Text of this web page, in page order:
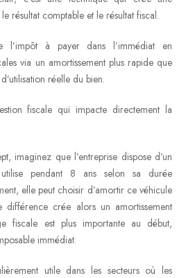
résultat comptable et le résultat fiscal.
à payer dans l’immédiat en
via un amortissement plus rapide que
réelle du bien.
fiscale qui impacte directement la
imaginez que l’entreprise dispose d’un
utilise pendant 8 ans selon sa durée
elle peut choisir d’amortir ce véhicule
différence crée alors un amortissement
fiscale est plus importante au début,
immédiat.
utile dans les secteurs où les